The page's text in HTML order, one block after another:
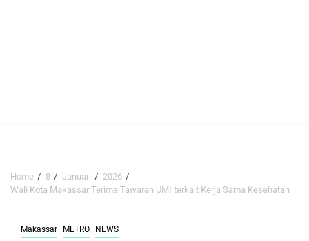
Home 8 Januari
2026
Wali Kota Makassar Terima Tawaran UMI terkait Kerja Sama Kesehatan
Makassar METRO NEWS